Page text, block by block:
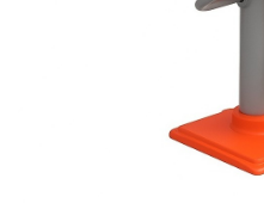
Pavilioane pentru grădinițe